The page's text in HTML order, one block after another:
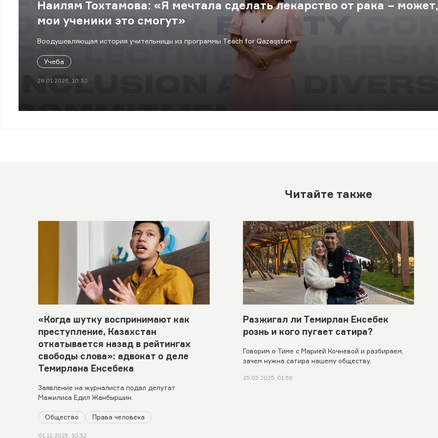
Наилям Тохтамова: «Я мечтала сделать лекарство от рака − может,
мои ученики это смогут»
Воодушевляющая история учительницы из программы Teach for Qazaqstan.
Учеба
28.01.2026, 10:32
Читайте также
«Когда шутку воспринимают как
преступление, Казахстан
откатывается назад в рейтингах
свободы слова»: адвокат о деле
Темирлана Енсебека
Заявление на журналиста подал депутат
Мажилиса Едил Жанбыршин.
Общество Права человека
01.12.2025, 10:32
Разжигал ли Темирлан Енсебек
рознь и кого пугает сатира?
Говорим о Тиме с Марией Кочневой и разбираем,
зачем нужна сатира нашему обществу.
25.03.2025, 01:56